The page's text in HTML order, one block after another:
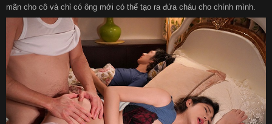
mãn cho cô và chỉ có ông mới có thể tạo ra đứa cháu cho chính mình.